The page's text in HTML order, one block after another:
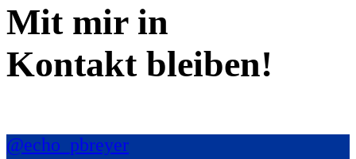
Mit mir in
Kontakt bleiben!
@echo_pbreyer